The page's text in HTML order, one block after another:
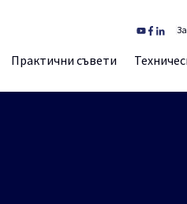
Практични съвети